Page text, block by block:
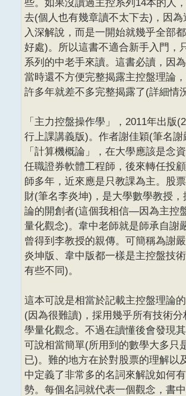
去(個人也有幾章讀不太下去)，因
入深解說，而是一開始就幾乎全部
好處)。所以這書不適合新手入門，
系列的中老手來讀。這書必讀，因
當時還不方便完整揭露主控盤理論
許多年就差不多完整揭露了(詳細情
「主力控盤操作學」，2011年出版
行上課講義版)。作者謝佳穎(筆名謝
「計算機概論」，在大學應該是念
任職證券軟體工程師，後來轉任投
師多年，近來應是只教課為主。股
財(筆名李炎坤)，是大學數學教授
論的開創者(這個我相信—因為主控
量化觀念)。韋中老師就是師承自謝
曾得到李教授的親傳。可簡稱為謝
炎坤版、韋中版都一樣是主控盤技
有些不同)。
這本可說是相當於記載主控盤理論的
(因為很難讀)，採用幾乎所有技術
學量化觀念。不過在讀懂後會發現
可說相當簡單(所用到的數學大多只
已)。難的地方在於對股票的理解以
中定義了非常多的名詞來解說如何
勢。每個名詞就代表一個觀念，書